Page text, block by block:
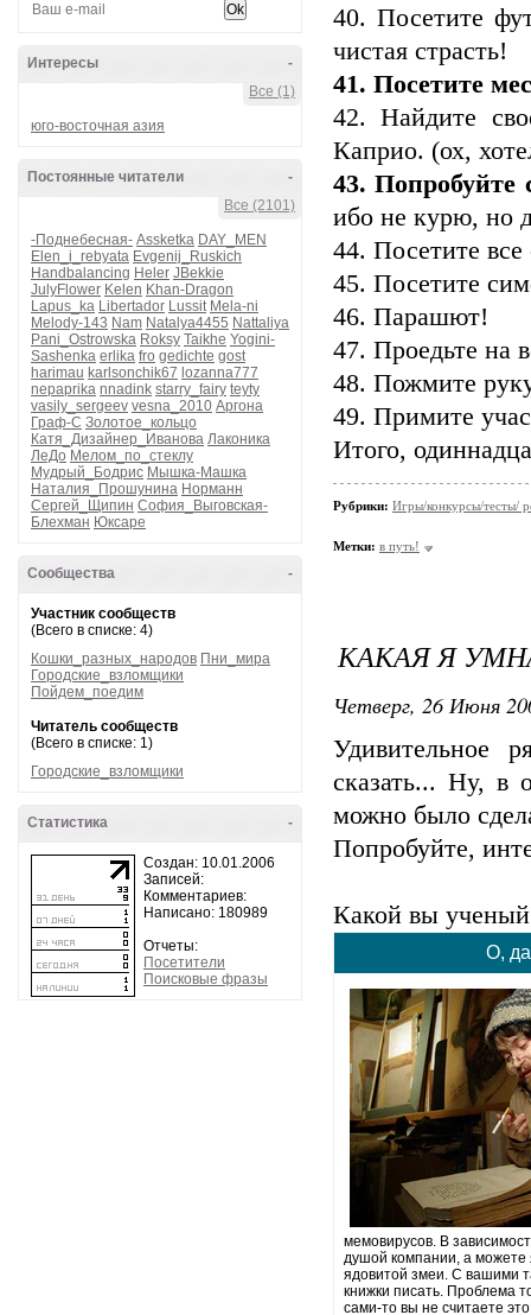
-
Интересы
Все (1)
юго-восточная азия
-
Постоянные читатели
Все (2101)
-Поднебесная- Assketka DAY_MEN
Elen_i_rebyata Evgenij_Ruskich
Handbalancing Heler JBekkie
JulyFlower Kelen Khan-Dragon
Lapus_ka Libertador Lussit Mela-ni
Melody-143 Nam Natalya4455 Nattaliya
Pani_Ostrowska Roksy Taikhe Yogini-
Sashenka erlika fro gedichte gost
harimau karlsonchik67 lozanna777
nepaprika nnadink starry_fairy teyty
vasily_sergeev vesna_2010 Аргона
Граф-С Золотое_кольцо
Катя_Дизайнер_Иванова Лаконика
ЛеДо Мелом_по_стеклу
Мудрый_Бодрис Мышка-Машка
Наталия_Прошунина Норманн
Сергей_Щипин София_Выговская-
Блехман Юксаре
-
Сообщества
Участник сообществ
(Всего в списке: 4)
Кошки_разных_народов Пни_мира
Городские_взломщики
Пойдем_поедим
Читатель сообществ
(Всего в списке: 1)
Городские_взломщики
-
Статистика
Создан: 10.01.2006
Записей:
Комментариев:
Написано: 180989
Отчеты:
Посетители
Поисковые фразы
40. Посетите
чистая страсть!
41. Посетите
42. Найдите
Каприо. (ох,
43. Попробуйте
ибо не курю, но
44. Посетите
45. Посетите
46. Парашют!
47. Проедьте на
48. Пожмите
49. Примите
Итого,
Рубрики: Игры/конкурсы/тесты/
Метки: в путь!
КАКАЯ Я
Четверг, 26 Июня
Удивительное
сказать... Ну, в
можно было
Попробуйте,
Какой вы
О,
мемовирусов. В
душой компании, а можете
ядовитой змеи. С вашими
книжки писать. Проблема
сами-то вы не считаете